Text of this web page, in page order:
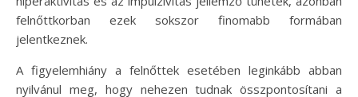
felnőttkorban ezek sokszor finomabb formában
jelentkeznek.
A figyelemhiány a felnőttek esetében leginkább abban
nyilvánul meg, hogy nehezen tudnak összpontosítani a